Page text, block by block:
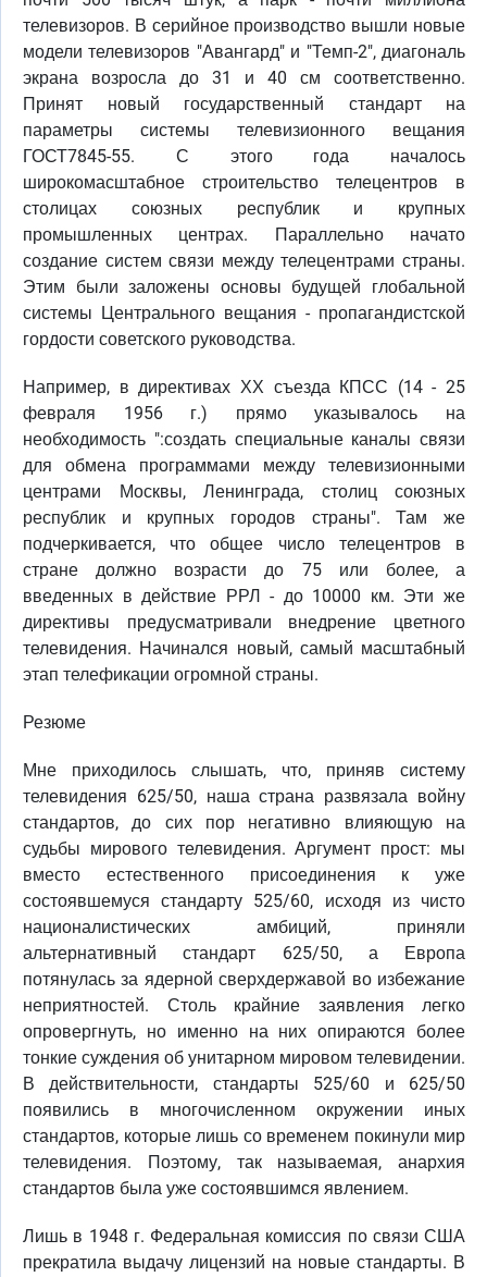
телевизоров. В серийное производство вышли новые
модели телевизоров "Авангард" и "Темп-2", диагональ
экрана возросла до 31 и 40 см соответственно.
Принят новый государственный стандарт на
параметры системы телевизионного вещания
ГОСТ7845-55. С этого года началось
широкомасштабное строительство телецентров в
столицах союзных республик и крупных
промышленных центрах. Параллельно начато
создание систем связи между телецентрами страны.
Этим были заложены основы будущей глобальной
системы Центрального вещания - пропагандистской
гордости советского руководства.
Например, в директивах ХХ съезда КПСС (14 - 25
февраля 1956 г.) прямо указывалось на
необходимость ":создать специальные каналы связи
для обмена программами между телевизионными
центрами Москвы, Ленинграда, столиц союзных
республик и крупных городов страны". Там же
подчеркивается, что общее число телецентров в
стране должно возрасти до 75 или более, а
введенных в действие РРЛ - до 10000 км. Эти же
директивы предусматривали внедрение цветного
телевидения. Начинался новый, самый масштабный
этап телефикации огромной страны.
Резюме
Мне приходилось слышать, что, приняв систему
телевидения 625/50, наша страна развязала войну
стандартов, до сих пор негативно влияющую на
судьбы мирового телевидения. Аргумент прост: мы
вместо естественного присоединения к уже
состоявшемуся стандарту 525/60, исходя из чисто
националистических амбиций, приняли
альтернативный стандарт 625/50, а Европа
потянулась за ядерной сверхдержавой во избежание
неприятностей. Столь крайние заявления легко
опровергнуть, но именно на них опираются более
тонкие суждения об унитарном мировом телевидении.
В действительности, стандарты 525/60 и 625/50
появились в многочисленном окружении иных
стандартов, которые лишь со временем покинули мир
телевидения. Поэтому, так называемая, анархия
стандартов была уже состоявшимся явлением.
Лишь в 1948 г. Федеральная комиссия по связи США
прекратила выдачу лицензий на новые стандарты. В